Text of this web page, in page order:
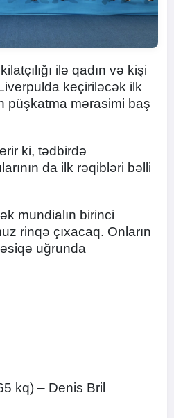
ilə qadın və kişi
keçiriləcək ilk
püşkatma mərasimi baş
ki, tədbirdə
da ilk rəqibləri bəlli
mundialın birinci
rinqə çıxacaq. Onların
uğrunda
kq) – Denis Bril